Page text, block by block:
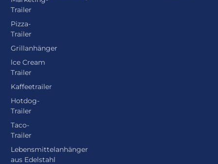
Marketing-
Trailer
Pizza-
Trailer
Grillanhänger
lce Cream
Trailer
Kaffeetrailer
Hotdog-
Taco-
Trailer
Lebensmittelanhänger